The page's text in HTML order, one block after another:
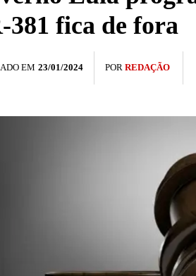
381 fica de fora
EM 23/01/2024 POR REDAÇÃO